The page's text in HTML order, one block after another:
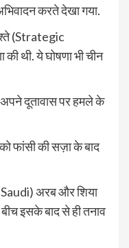
करते देखा गया.
(Strategic
थी. ये घोषणा भी चीन
दूतावास पर हमले के
फांसी की सज़ा के बाद
अरब और शिया
इसके बाद से ही तनाव